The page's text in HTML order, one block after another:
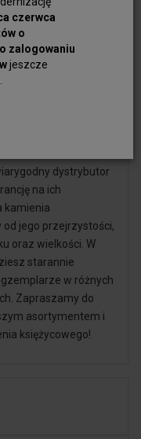
czerwca
o
zalogowaniu
jeszcze
w różnego rodzaju
jak elegancki
czy delikatna
subtelna i kobieca.
dystrybutor
na ich
kamienia
od jego przejrzystości,
oraz wielkości. W
starannie
w różnych
Zapraszamy do
asortymentem i
księżycowego!